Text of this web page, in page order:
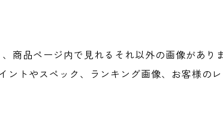
商品ページ内で見れるそれ以外の画像がありま
トやスペック、ランキング画像、お客様の